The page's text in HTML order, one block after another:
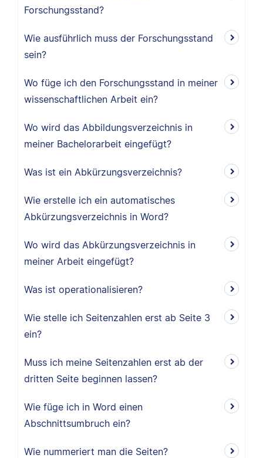
Forschungsstand?
Wie ausführlich muss der Forschungsstand
sein?
Wo füge ich den Forschungsstand in meiner
wissenschaftlichen Arbeit ein?
Wo wird das Abbildungsverzeichnis in
meiner Bachelorarbeit eingefügt?
Was ist ein Abkürzungsverzeichnis?
Wie erstelle ich ein automatisches
Abkürzungsverzeichnis in Word?
Wo wird das Abkürzungsverzeichnis in
meiner Arbeit eingefügt?
Was ist operationalisieren?
Wie stelle ich Seitenzahlen erst ab Seite 3
ein?
Muss ich meine Seitenzahlen erst ab der
dritten Seite beginnen lassen?
Wie füge ich in Word einen
Abschnittsumbruch ein?
Wie nummeriert man die Seiten?